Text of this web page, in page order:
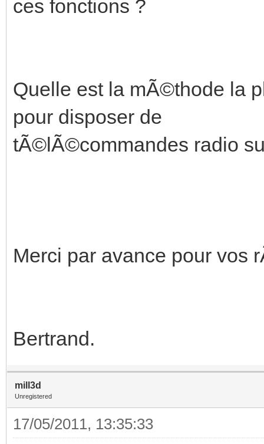
ces fonctions ?
Quelle est la mÃ©thode la
pour disposer de
tÃ©lÃ©commandes radio
Merci par avance pour vos
Bertrand.
mill3d
Unregistered
17/05/2011, 13:35:33